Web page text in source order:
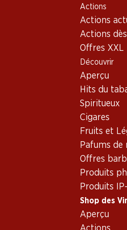
Actions
Actions
Actions
Offres XXL
Découvrir
Aperçu
Hits du
Spiritueux
Cigares
Fruits et
Pafums de
Offres
Produits
Produits
Shop des
Aperçu
Shop des Vins
fendant
Fendant,
Blanche - la